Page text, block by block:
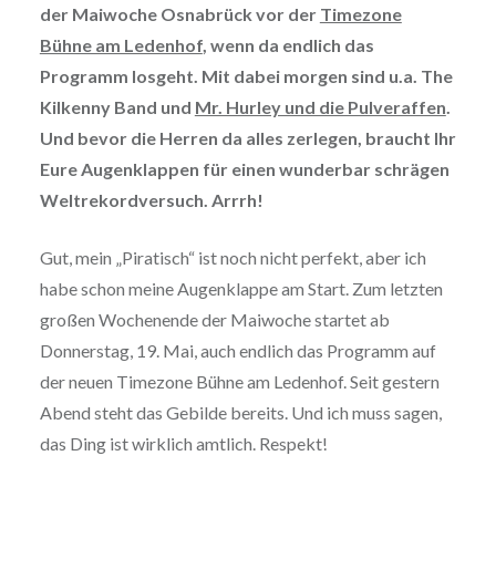
der Maiwoche Osnabrück vor der Timezone
Bühne am Ledenhof, wenn da endlich das
Programm losgeht. Mit dabei morgen sind u.a. The
Kilkenny Band und Mr. Hurley und die Pulveraffen.
Und bevor die Herren da alles zerlegen, braucht Ihr
Eure Augenklappen für einen wunderbar schrägen
Weltrekordversuch. Arrrh!
Gut, mein „Piratisch“ ist noch nicht perfekt, aber ich
habe schon meine Augenklappe am Start. Zum letzten
großen Wochenende der Maiwoche startet ab
Donnerstag, 19. Mai, auch endlich das Programm auf
der neuen Timezone Bühne am Ledenhof. Seit gestern
Abend steht das Gebilde bereits. Und ich muss sagen,
das Ding ist wirklich amtlich. Respekt!